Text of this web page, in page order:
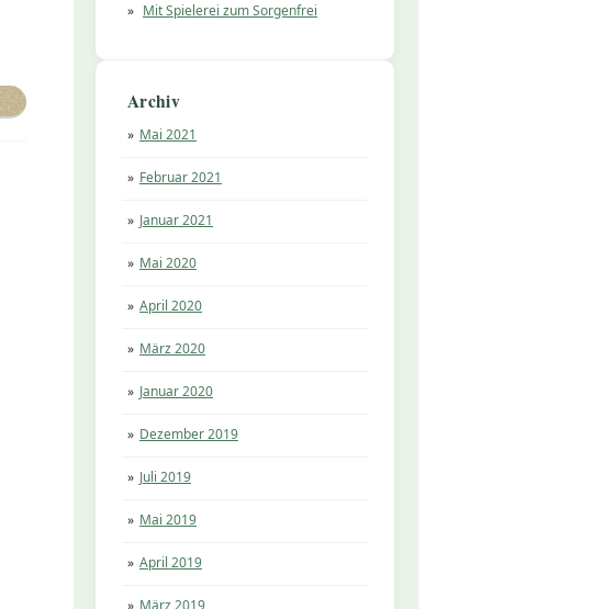
Mit Spielerei zum Sorgenfrei
Archiv
Mai 2021
Februar 2021
Januar 2021
Mai 2020
April 2020
März 2020
Januar 2020
Dezember 2019
Juli 2019
Mai 2019
April 2019
März 2019